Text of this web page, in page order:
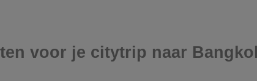
voor je citytrip naar